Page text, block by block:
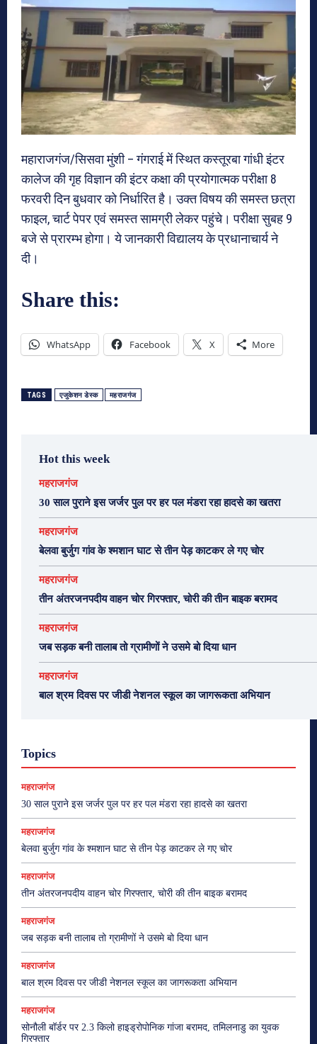
महाराजगंज/सिसवा मुंशी – गंगराई में स्थित कस्तूरबा गांधी इंटर
कालेज की गृह विज्ञान की इंटर कक्षा की प्रयोगात्मक परीक्षा 8
फरवरी दिन बुधवार को निर्धारित है। उक्त विषय की समस्त छत्रा
फाइल, चार्ट पेपर एवं समस्त सामग्री लेकर पहुंचे। परीक्षा सुबह 9
बजे से प्रारम्भ होगा। ये जानकारी विद्यालय के प्रधानाचार्य ने
दी।
Share this:
WhatsApp Facebook X More
TAGS एजुकेशन डेस्क महराजगंज
Hot this week
महराजगंज
30 साल पुराने इस जर्जर पुल पर हर पल मंडरा रहा हादसे का खतरा
महराजगंज
बेलवा बुर्जुग गांव के श्मशान घाट से तीन पेड़ काटकर ले गए चोर
महराजगंज
तीन अंतरजनपदीय वाहन चोर गिरफ्तार, चोरी की तीन बाइक बरामद
महराजगंज
जब सड़क बनी तालाब तो ग्रामीणों ने उसमे बो दिया धान
महराजगंज
बाल श्रम दिवस पर जीडी नेशनल स्कूल का जागरूकता अभियान
Topics
महराजगंज
30 साल पुराने इस जर्जर पुल पर हर पल मंडरा रहा हादसे का खतरा
महराजगंज
बेलवा बुर्जुग गांव के श्मशान घाट से तीन पेड़ काटकर ले गए चोर
महराजगंज
तीन अंतरजनपदीय वाहन चोर गिरफ्तार, चोरी की तीन बाइक बरामद
महराजगंज
जब सड़क बनी तालाब तो ग्रामीणों ने उसमे बो दिया धान
महराजगंज
बाल श्रम दिवस पर जीडी नेशनल स्कूल का जागरूकता अभियान
महराजगंज
सोनौली बॉर्डर पर 2.3 किलो हाइड्रोपोनिक गांजा बरामद, तमिलनाडु का युवक
गिरफ्तार